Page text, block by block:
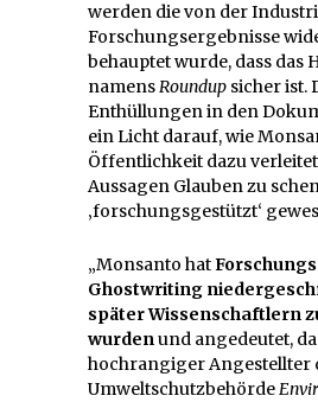
werden die von der
Forschungsergebnisse
behauptet wurde, dass das
namensRoundup sicher ist.
Enthüllungen in den
ein Licht darauf, wie
Öffentlichkeit dazu
Aussagen Glauben zu
‚forschungsgestützt‘
„Monsanto hat
Ghostwriting
später Wissenschaftlern
wurdenund angedeutet,
hochrangiger Angestellter
Umweltschutzbehörde